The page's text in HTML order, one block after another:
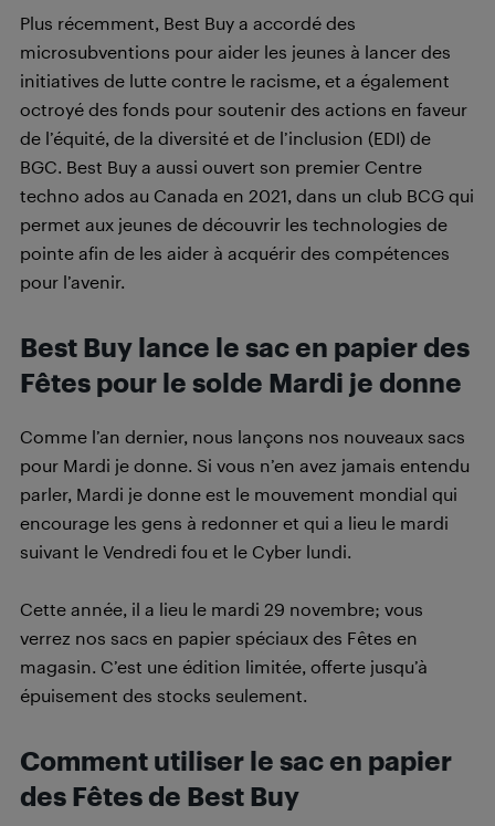
Plus récemment, Best Buy a accordé des
microsubventions pour aider les jeunes à lancer des
initiatives de lutte contre le racisme, et a également
octroyé des fonds pour soutenir des actions en faveur
de l’équité, de la diversité et de l’inclusion (EDI) de
BGC. Best Buy a aussi ouvert son premier Centre
techno ados au Canada en 2021, dans un club BCG qui
permet aux jeunes de découvrir les technologies de
pointe afin de les aider à acquérir des compétences
pour l’avenir.
Best Buy lance le sac en papier des
Fêtes pour le solde Mardi je donne
Comme l’an dernier, nous lançons nos nouveaux sacs
pour Mardi je donne. Si vous n’en avez jamais entendu
parler, Mardi je donne est le mouvement mondial qui
encourage les gens à redonner et qui a lieu le mardi
suivant le Vendredi fou et le Cyber lundi.
Cette année, il a lieu le mardi 29 novembre; vous
verrez nos sacs en papier spéciaux des Fêtes en
magasin. C’est une édition limitée, offerte jusqu’à
épuisement des stocks seulement.
Comment utiliser le sac en papier
des Fêtes de Best Buy